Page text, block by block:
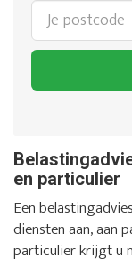
en particulier
Een
diensten aan, aan
particulier krijgt u